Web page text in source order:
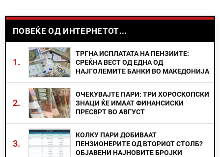
ПОВЕЌЕ ОД ИНТЕРНЕТОТ...
1.
ТРГНА ИСПЛАТАТА НА ПЕНЗИИТЕ:
СРЕЌНА ВЕСТ ОД ЕДНА ОД
НАЈГОЛЕМИТЕ БАНКИ ВО МАКЕДОНИЈА
2.
ОЧЕКУВАЈТЕ ПАРИ: ТРИ ХОРОСКОПСКИ
ЗНАЦИ ЌЕ ИМААТ ФИНАНСИСКИ
ПРЕСВРТ ВО АВГУСТ
3.
КОЛКУ ПАРИ ДОБИВААТ
ПЕНЗИОНЕРИТЕ ОД ВТОРИОТ СТОЛБ?
ОБЈАВЕНИ НАЈНОВИТЕ БРОЈКИ